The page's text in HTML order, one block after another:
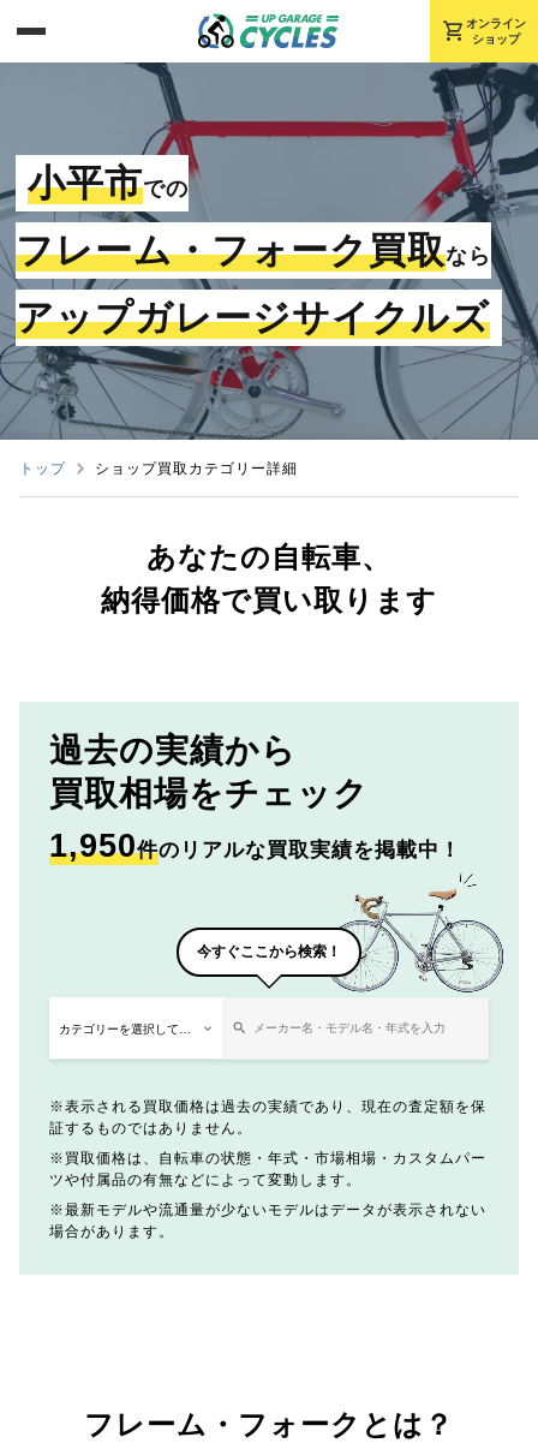
shopping_cart オンライン
ショップ
小平市での
フレーム・フォーク買取なら
アップガレージサイクルズ
トップ ショップ買取カテゴリー詳細
あなたの自転車、
納得価格で買い取ります
過去の実績から
買取相場をチェック
1,950件のリアルな買取実績を掲載中！
今すぐここから検索！
表示される買取価格は過去の実績であり、現在の査定額を保
証するものではありません。
買取価格は、自転車の状態・年式・市場相場・カスタムパー
ツや付属品の有無などによって変動します。
最新モデルや流通量が少ないモデルはデータが表示されない
場合があります。
フレーム・フォークとは？